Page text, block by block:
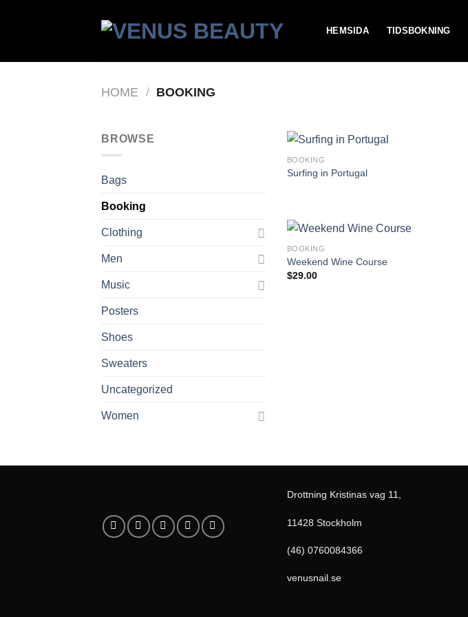
HEMSIDA TIDSBOKNING
HOME / BOOKING
BROWSE
Bags
Booking
Clothing
Men
Music
Posters
Shoes
Sweaters
Uncategorized
Women
BOOKING
Surfing in Portugal
BOOKING
Weekend Wine Course
$29.00
Drottning Kristinas vag 11,
11428 Stockholm
(46) 0760084366
venusnail.se